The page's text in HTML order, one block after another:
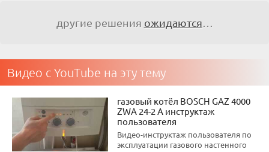
другие решения ожидаются
Видео с YouTube на эту тему
газовый котёл BOSCH GAZ 4000
ZWA 24-2 A инструктаж
пользователя
Видео-инструктаж пользователя по
эксплуатации газового настенного